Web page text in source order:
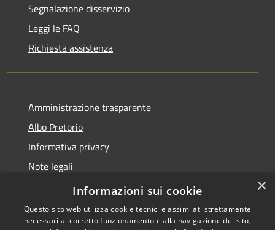
Segnalazione disservizio
Leggi le FAQ
Richiesta assistenza
Amministrazione trasparente
Albo Pretorio
Informativa privacy
Note legali
Dichiarazione di accessibilità
×
Informazioni sui cookie
Questo sito web utilizza cookie tecnici e assimilati strettamente
necessari al corretto funzionamento e alla navigazione del sito,